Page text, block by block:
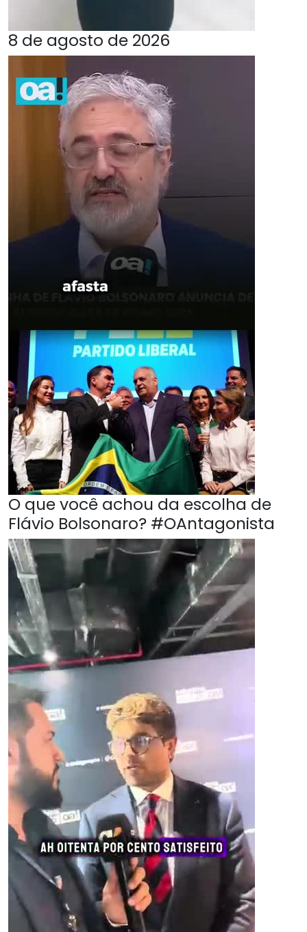
8 de agosto de 2026
O que você achou da escolha de
Flávio Bolsonaro? #OAntagonista